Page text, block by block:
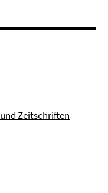
und Zeitschriften